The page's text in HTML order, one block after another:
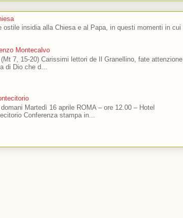
insidia alla Chiesa e al Papa, in questi momenti in cui
Montecalvo
7, 15-20) Carissimi lettori de Il Granellino, fate attenzione
di Dio che d...
Martedì 16 aprile ROMA – ore 12.00 – Hotel
Conferenza stampa in...